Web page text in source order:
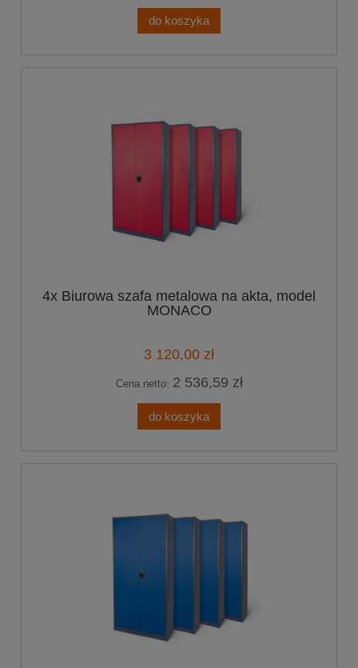
do koszyka
4x Biurowa szafa metalowa na akta, model
MONACO
3 120,00 zł
Cena netto: 2 536,59 zł
do koszyka